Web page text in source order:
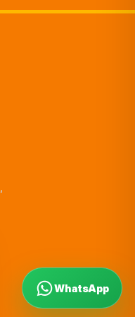
WhatsApp